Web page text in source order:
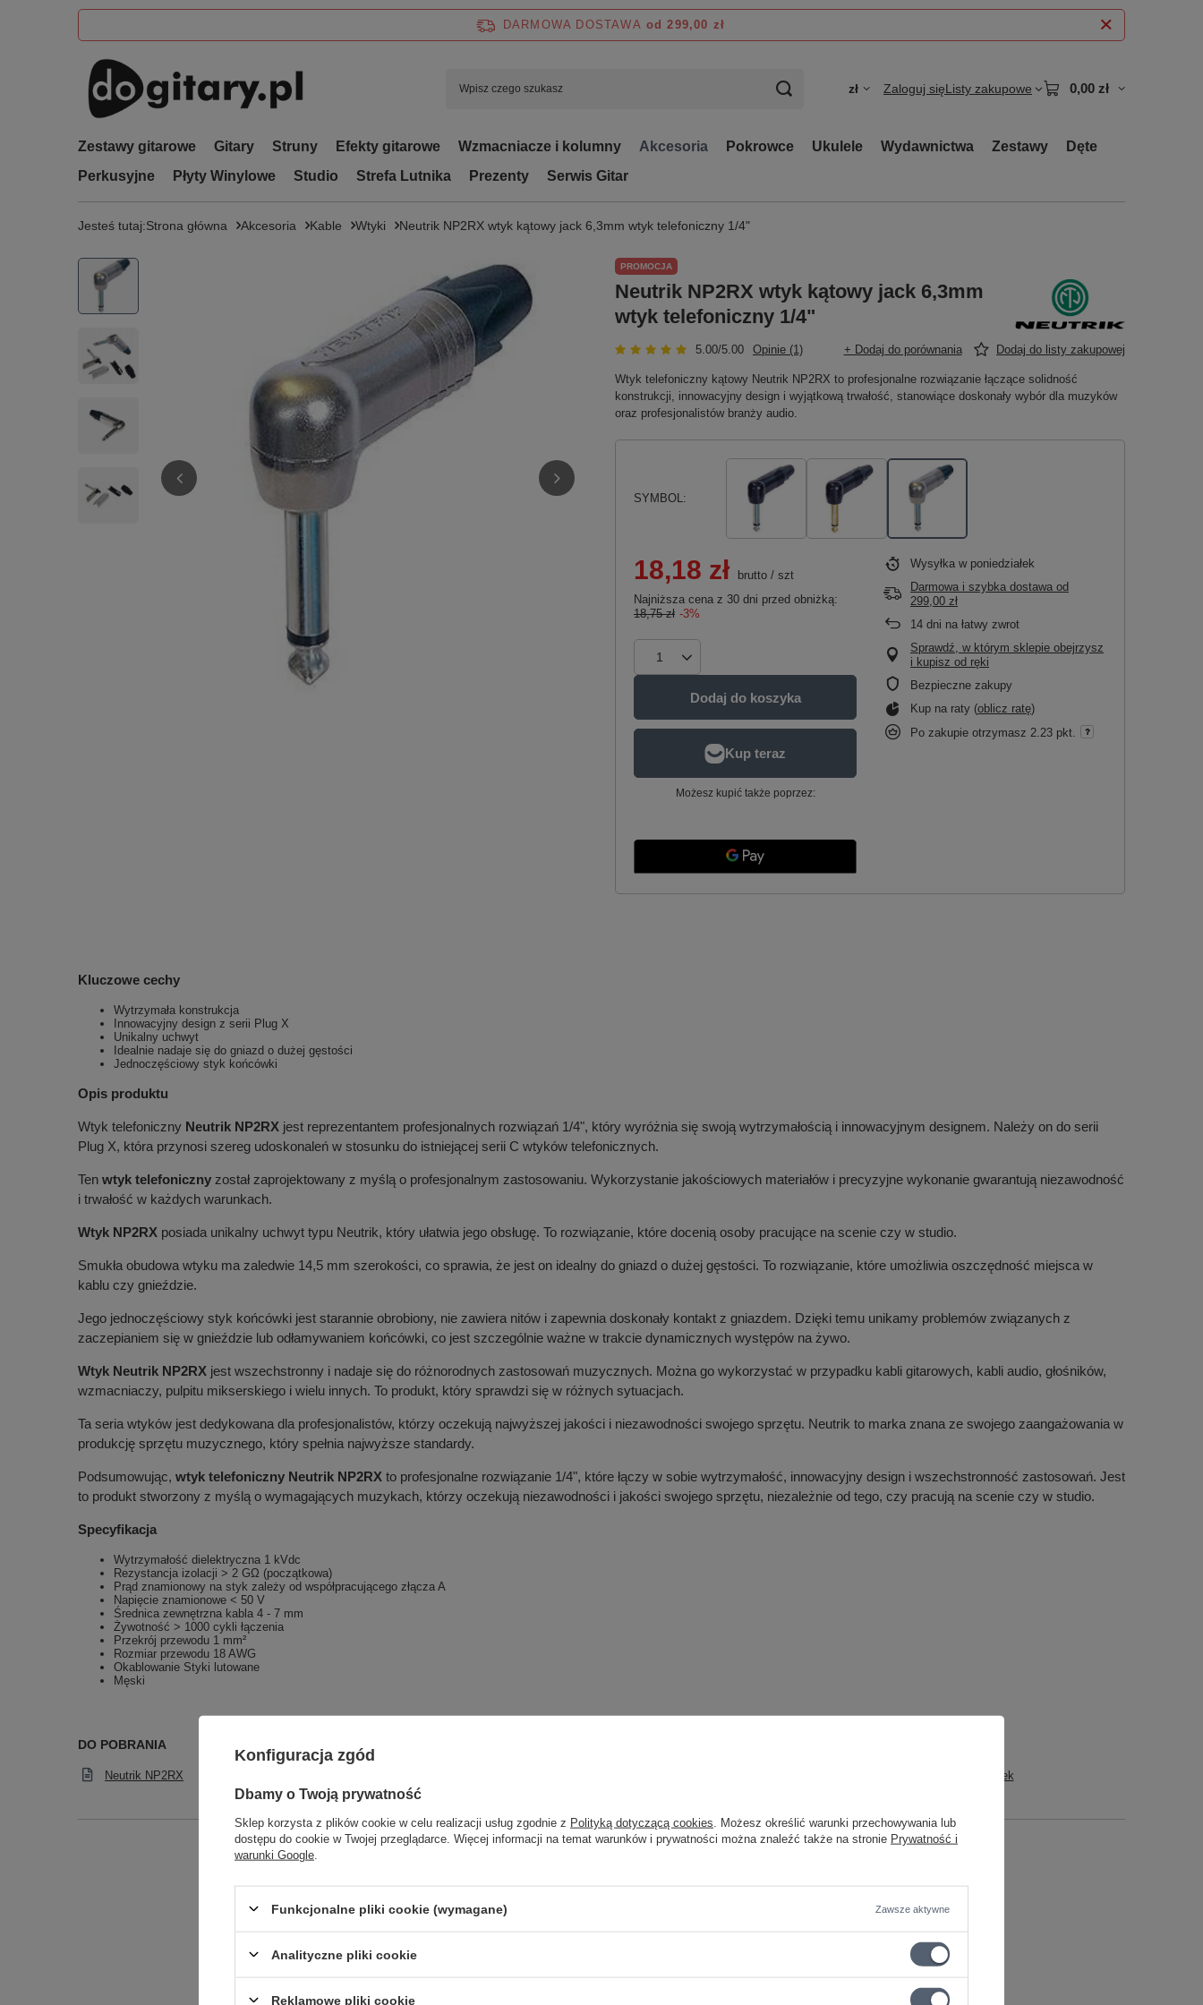
DARMOWA DOSTAWA od 299,00 zł
zł Zaloguj sięListy zakupowe 0,00 zł
Zestawy gitarowe Gitary Struny Efekty gitarowe Wzmacniacze i kolumny Akcesoria Pokrowce Ukulele Wydawnictwa Zestawy
Dęte
Perkusyjne
Płyty Winylowe Studio Strefa Lutnika Prezenty Serwis Gitar
Jesteś tutaj:Strona główna Akcesoria Kable Wtyki Neutrik NP2RX wtyk kątowy jack 6,3mm wtyk telefoniczny 1/4"
PROMOCJA
Neutrik NP2RX wtyk kątowy jack 6,3mm
wtyk telefoniczny 1/4"
5.00/5.00 Opinie (1) + Dodaj do porównania Dodaj do listy zakupowej
Wtyk telefoniczny kątowy Neutrik NP2RX to profesjonalne rozwiązanie łączące solidność
konstrukcji, innowacyjny design i wyjątkową trwałość, stanowiące doskonały wybór dla muzyków
oraz profesjonalistów branży audio.
SYMBOL
18,18 zł brutto / szt
Najniższa cena z 30 dni przed obniżką:
18,75 zł -3%
Dodaj do koszyka
Możesz kupić także poprzez:
Wysyłka w poniedziałek
Darmowa i szybka dostawa od
299,00 zł
14 dni na łatwy zwrot
Sprawdź, w którym sklepie obejrzysz
i kupisz od ręki
Bezpieczne zakupy
Kup na raty (oblicz ratę)
Po zakupie otrzymasz 2.23 pkt.
Kluczowe cechy
Wytrzymała konstrukcja
Innowacyjny design z serii Plug X
Unikalny uchwyt
Idealnie nadaje się do gniazd o dużej gęstości
Jednoczęściowy styk końcówki
Opis produktu
Wtyk telefoniczny Neutrik NP2RX jest reprezentantem profesjonalnych rozwiązań 1/4", który wyróżnia się swoją wytrzymałością i innowacyjnym designem. Należy on do serii
Plug X, która przynosi szereg udoskonaleń w stosunku do istniejącej serii C wtyków telefonicznych.
Ten wtyk telefoniczny został zaprojektowany z myślą o profesjonalnym zastosowaniu. Wykorzystanie jakościowych materiałów i precyzyjne wykonanie gwarantują niezawodność
i trwałość w każdych warunkach.
Wtyk NP2RX posiada unikalny uchwyt typu Neutrik, który ułatwia jego obsługę. To rozwiązanie, które docenią osoby pracujące na scenie czy w studio.
Smukła obudowa wtyku ma zaledwie 14,5 mm szerokości, co sprawia, że jest on idealny do gniazd o dużej gęstości. To rozwiązanie, które umożliwia oszczędność miejsca w
kablu czy gnieździe.
Jego jednoczęściowy styk końcówki jest starannie obrobiony, nie zawiera nitów i zapewnia doskonały kontakt z gniazdem. Dzięki temu unikamy problemów związanych z
zaczepianiem się w gnieździe lub odłamywaniem końcówki, co jest szczególnie ważne w trakcie dynamicznych występów na żywo.
Wtyk Neutrik NP2RX jest wszechstronny i nadaje się do różnorodnych zastosowań muzycznych. Można go wykorzystać w przypadku kabli gitarowych, kabli audio, głośników,
wzmacniaczy, pulpitu mikserskiego i wielu innych. To produkt, który sprawdzi się w różnych sytuacjach.
Ta seria wtyków jest dedykowana dla profesjonalistów, którzy oczekują najwyższej jakości i niezawodności swojego sprzętu. Neutrik to marka znana ze swojego zaangażowania w
produkcję sprzętu muzycznego, który spełnia najwyższe standardy.
Podsumowując, wtyk telefoniczny Neutrik NP2RX to profesjonalne rozwiązanie 1/4", które łączy w sobie wytrzymałość, innowacyjny design i wszechstronność zastosowań. Jest
to produkt stworzony z myślą o wymagających muzykach, którzy oczekują niezawodności i jakości swojego sprzętu, niezależnie od tego, czy pracują na scenie czy w studio.
Specyfikacja
Wytrzymałość dielektryczna 1 kVdc
Rezystancja izolacji > 2 GΩ (początkowa)
Prąd znamionowy na styk zależy od współpracującego złącza A
Napięcie znamionowe < 50 V
Średnica zewnętrzna kabla 4 - 7 mm
Żywotność > 1000 cykli łączenia
Przekrój przewodu 1 mm²
Rozmiar przewodu 18 AWG
Okablowanie Styki lutowane
Męski
DO POBRANIA
Neutrik NP2RX Neutrik NP2RX rysunek
Marka Neutrik
Konfiguracja zgód
Dbamy o Twoją prywatność
Sklep korzysta z plików cookie w celu realizacji usług zgodnie z Polityką dotyczącą cookies . Możesz określić warunki przechowywania lub
dostępu do cookie w Twojej przeglądarce. Więcej informacji na temat warunków i prywatności można znaleźć także na stronie Prywatność i
warunki Google
Funkcjonalne pliki cookie (wymagane) Zawsze aktywne
Analityczne pliki cookie
Reklamowe pliki cookie